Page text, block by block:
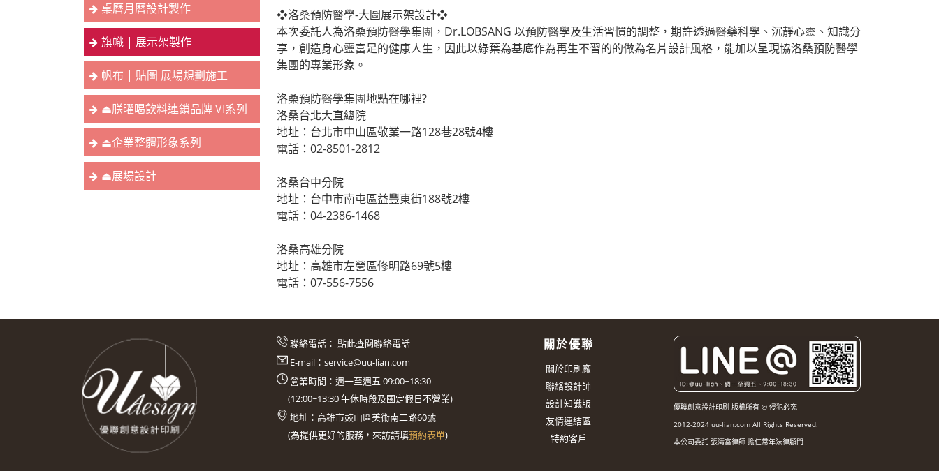
桌曆月曆設計製作
旗幟 | 展示架製作
帆布 | 貼圖 展場規劃施工
⏏︎朕曜喝飲料連鎖品牌 VI系列
⏏︎企業整體形象系列
⏏︎展場設計
❖洛桑預防醫學-大圖展示架設計❖
本次委託人為洛桑預防醫學集團，Dr.LOBSANG 以預防醫學及生活習慣的調整，期許透過醫藥科學、沉靜心靈、知識分
享，創造身心靈富足的健康人生，因此以綠葉為基底作為再生不習的的做為名片設計風格，能加以呈現協洛桑預防醫學
集團的專業形象。
洛桑預防醫學集團地點在哪裡?
洛桑台北大直總院
地址：台北市中山區敬業一路128巷28號4樓
電話：02-8501-2812
洛桑台中分院
地址：台中市南屯區益豐東街188號2樓
電話：04-2386-1468
洛桑高雄分院
地址：高雄市左營區修明路69號5樓
電話：07-556-7556
聯絡電話： 點此查閱聯絡電話
E-mail： service@uu-lian.com
營業時間：週一至週五 09:00~18:30
(12:00~13:30午休時段及國定假日不營業)
地址： 高雄市鼓山區美術南二路60號
(為提供更好的服務，來訪請填預約表單)
關於優聯
關於印刷廠
聯絡設計師
設計知識版
友情連結區
特約客戶
優聯創意設計印刷 版權所有 © 侵犯必究
2012-2024 uu-lian.com All Rights Reserved.
本公司委託 張清富律師 擔任常年法律顧問